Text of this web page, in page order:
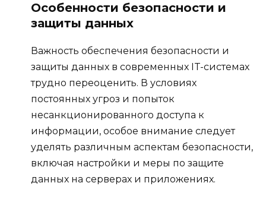
Особенности безопасности и
защиты данных
Важность обеспечения безопасности и
защиты данных в современных IT-системах
трудно переоценить. В условиях
постоянных угроз и попыток
несанкционированного доступа к
информации, особое внимание следует
уделять различным аспектам безопасности,
включая настройки и меры по защите
данных на серверах и приложениях.